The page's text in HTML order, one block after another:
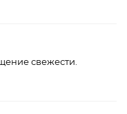
свежести.